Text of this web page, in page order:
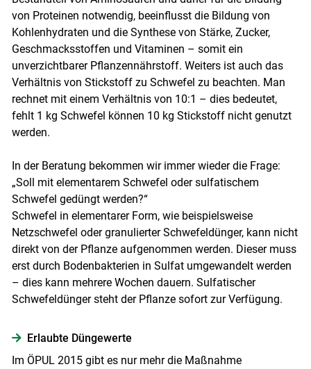
von Proteinen notwendig, beeinflusst die Bildung von
Kohlenhydraten und die Synthese von Stärke, Zucker,
Geschmacksstoffen und Vitaminen – somit ein
unverzichtbarer Pflanzennährstoff. Weiters ist auch das
Verhältnis von Stickstoff zu Schwefel zu beachten. Man
rechnet mit einem Verhältnis von 10:1 – dies bedeutet,
fehlt 1 kg Schwefel können 10 kg Stickstoff nicht genutzt
werden.
In der Beratung bekommen wir immer wieder die Frage:
„Soll mit elementarem Schwefel oder sulfatischem
Schwefel gedüngt werden?“
Schwefel in elementarer Form, wie beispielsweise
Netzschwefel oder granulierter Schwefeldünger, kann nicht
direkt von der Pflanze aufgenommen werden. Dieser muss
erst durch Bodenbakterien in Sulfat umgewandelt werden
– dies kann mehrere Wochen dauern. Sulfatischer
Schwefeldünger steht der Pflanze sofort zur Verfügung.
Erlaubte Düngewerte
Im ÖPUL 2015 gibt es nur mehr die Maßnahme